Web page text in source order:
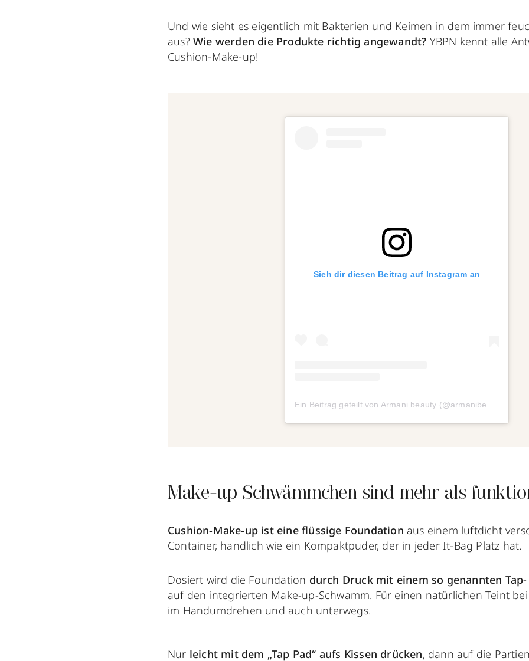
Und wie sieht es eigentlich mit Bakterien und Keimen in dem immer
aus? Wie werden die Produkte richtig angewandt? YBPN kennt alle
Cushion-Make-up!
Sieh dir diesen Beitrag auf Instagram an
Make-up Schwämmchen sind mehr als
Cushion-Make-up ist eine flüssige Foundation aus einem luftdicht
Container, handlich wie ein Kompaktpuder, der in jeder It-Bag Platz hat.
Dosiert wird die Foundation durch Druck mit einem so genannten
auf den integrierten Make-up-Schwamm. Für einen natürlichen Teint
im Handumdrehen und auch unterwegs.
Nur leicht mit dem „Tap Pad“ aufs Kissen drücken, dann auf die